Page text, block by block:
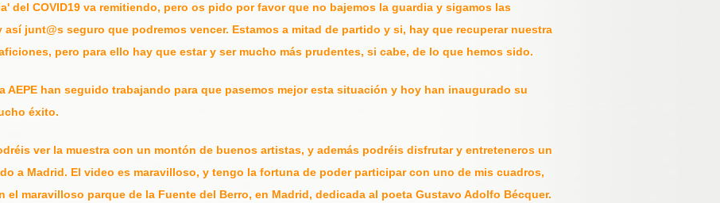
del COVID19 va remitiendo, pero os pido por favor que no bajemos la guardia y sigamos las
junt@s seguro que podremos vencer. Estamos a mitad de partido y si, hay que recuperar nuestra
pero para ello hay que estar y ser mucho más prudentes, si cabe, de lo que hemos sido.
han seguido trabajando para que pasemos mejor esta situación y hoy han inaugurado su
éxito.
ver la muestra con un montón de buenos artistas, y además podréis disfrutar y entreteneros un
a Madrid. El video es maravilloso, y tengo la fortuna de poder participar con uno de mis cuadros,
el maravilloso parque de la Fuente del Berro, en Madrid, dedicada al poeta Gustavo Adolfo Bécquer.